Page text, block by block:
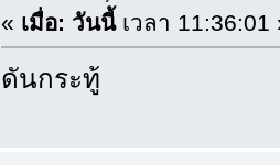
« เมื่อ: วันนี้เวลา 11:36:01
ดันกระทู้